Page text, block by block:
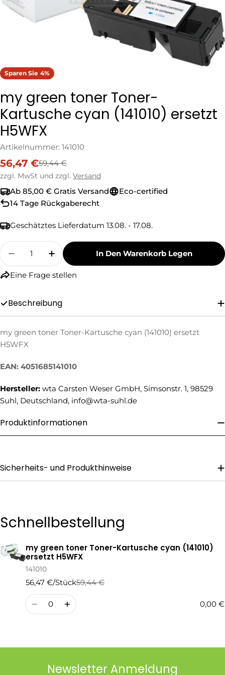
Sparen Sie 4%
my green toner Toner-
Kartusche cyan (141010) ersetzt
H5WFX
Artikelnummer: 141010
Verkaufspreis
56,47 €
Regulärer
Preis
59,44 €
zzgl. MwSt und zzgl. Versand
Ab 85,00 € Gratis Versand
Eco-certified
14 Tage Rückgaberecht
Geschätztes Lieferdatum 13.08. - 17.08.
Menge
Menge Für My Green Toner Toner-Kartusche
Menge Für My Green Toner Toner-
In Den Warenkorb Legen
Eine Frage stellen
Eine Frage stellen
Name
E-
Mail
Telefonnummer
Ihre
Beschreibung
my green toner Toner-Kartusche cyan (141010) ersetzt
H5WFX
EAN: 4051685141010
Hersteller: wta Carsten Weser GmbH, Simsonstr. 1, 98529
Suhl, Deutschland, info@wta-suhl.de
Produktinformationen
Sicherheits- und Produkthinweise
Schnellbestellung
Ihr
Warenkorb
my green toner Toner-Kartusche cyan (141010)
ersetzt H5WFX
141010
56,47 €/Stück
Regulärer
Preis
59,44 €
Verkaufspreis
Menge
0,00 €
Newsletter Anmeldung